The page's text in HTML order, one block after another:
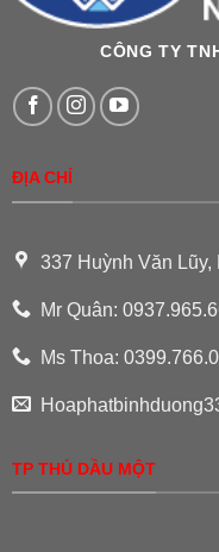
CÔNG TY
ĐỊA CHỈ
337 Huỳnh Văn
Mr Quân:
Ms Thoa:
TP THỦ DẦU MỘT